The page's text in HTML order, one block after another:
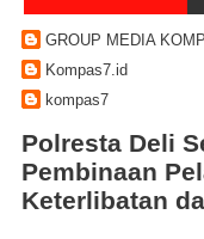
GROUP MEDIA
Kompas7.id
kompas7
Polresta Deli
Pembinaan
Keterlibatan